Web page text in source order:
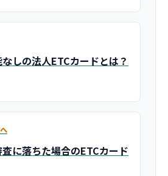
しの法人ETCカードとは？
に落ちた場合のETCカード